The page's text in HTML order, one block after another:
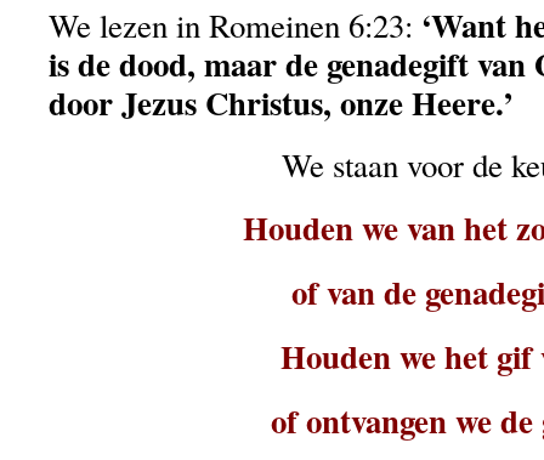
We lezen in Romeinen 6:23: ‘Want
is de dood, maar de genadegift van
door Jezus Christus, onze Heere.’
We staan voor de
Houden we van het
of van de
Houden we het gif
of ontvangen we